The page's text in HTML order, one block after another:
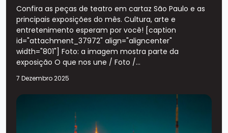
Confira as peças de teatro em cartaz São Paulo e as
principais exposições do mês. Cultura, arte e
entretenimento esperam por você! [caption
id="attachment_37972" align="aligncenter"
width="801"] Foto: a imagem mostra parte da
exposição O que nos une / Foto /...
7 Dezembro 2025